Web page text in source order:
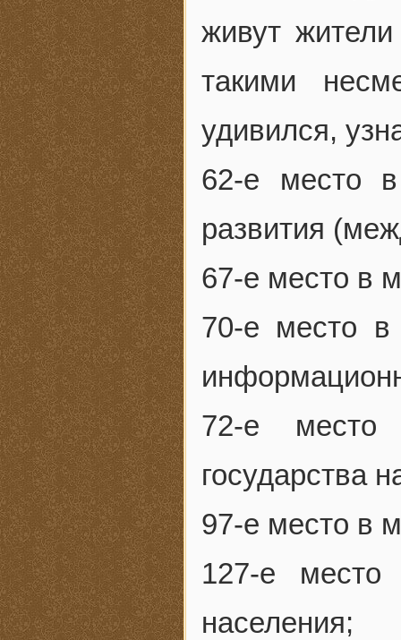
живут
такими
удивился,
62-е место в
развития
67-е место в
70-е место в
72-е место
государства
97-е место в
127-е место
населения;